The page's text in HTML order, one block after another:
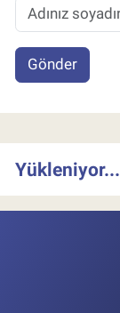
Gönder
Yükleniyor...